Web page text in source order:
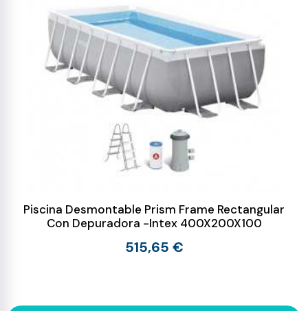
Piscina Desmontable Prism Frame Rectangular
Con Depuradora -Intex 400X200X100
515,65 €